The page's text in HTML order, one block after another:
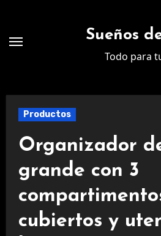
contenido
Sueños
Todo para
Productos
Organizador
grande con 3
cubiertos y